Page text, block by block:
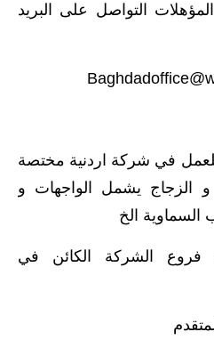
التواصل على البريد
في شركة اردنية مختصة
و الزجاج يشمل الواجهات و
السماوية الخ
فروع الشركة الكائن في